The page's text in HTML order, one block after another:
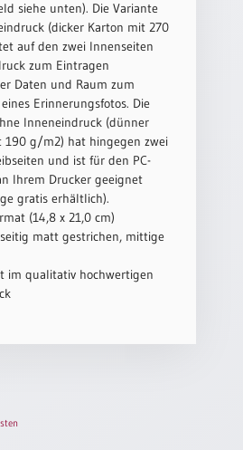
siehe unten). Die Variante
(dicker Karton mit 270
auf den zwei Innenseiten
zum Eintragen
Daten und Raum zum
Erinnerungsfotos. Die
Inneneindruck (dünner
190 g/m2) hat hingegen zwei
und ist für den PC-
Ihrem Drucker geeignet
gratis erhältlich).
(14,8 x 21,0 cm)
matt gestrichen, mittige
im qualitativ hochwertigen